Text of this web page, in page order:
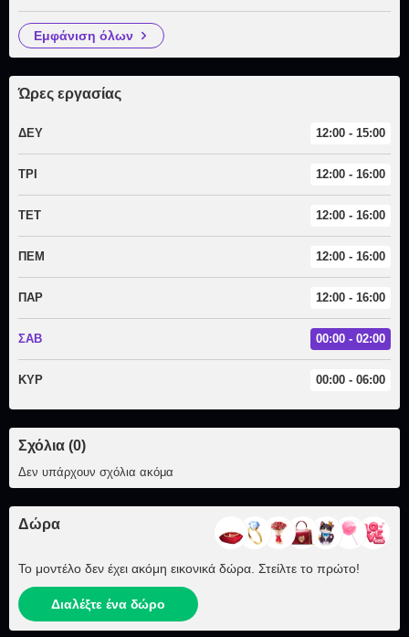
εμφάνιση όλων
Ώρες εργασίας
ΔΕΥ 12:00 - 15:00
ΤΡΙ 12:00 - 16:00
ΤΕΤ 12:00 - 16:00
ΠΕΜ 12:00 - 16:00
ΠΑΡ 12:00 - 16:00
ΣΑΒ 00:00 - 02:00
ΚΥΡ 00:00 - 06:00
Σχόλια (0)
Δεν υπάρχουν σχόλια ακόμα
Δώρα
Το μοντέλο δεν έχει ακόμη εικονικά δώρα. Στείλτε το πρώτο!
Διαλέξτε ένα δώρο